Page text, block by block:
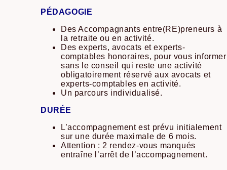
PÉDAGOGIE
Des Accompagnants entre(RE)preneurs à
la retraite ou en activité.
Des experts, avocats et experts-
comptables honoraires, pour vous informer
sans le conseil qui reste une activité
obligatoirement réservé aux avocats et
experts-comptables en activité.
Un parcours individualisé.
DURÉE
L’accompagnement est prévu initialement
sur une durée maximale de 6 mois.
Attention : 2 rendez-vous manqués
entraîne l’arrêt de l’accompagnement.